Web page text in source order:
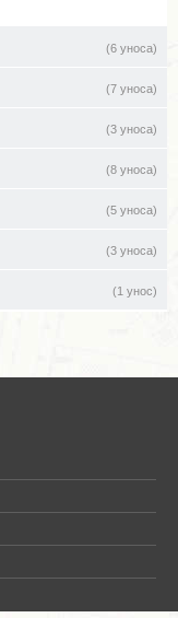
(6 уноса)
(7 уноса)
(3 уноса)
(8 уноса)
(5 уноса)
(3 уноса)
(1 унос)